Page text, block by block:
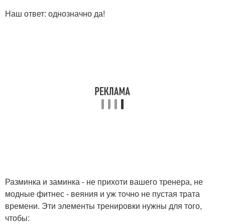
Наш ответ: однозначно да!
Разминка и заминка - не прихоти вашего тренера, не
модные фитнес - веяния и уж точно не пустая трата
времени. Эти элементы тренировки нужны для того,
чтобы: